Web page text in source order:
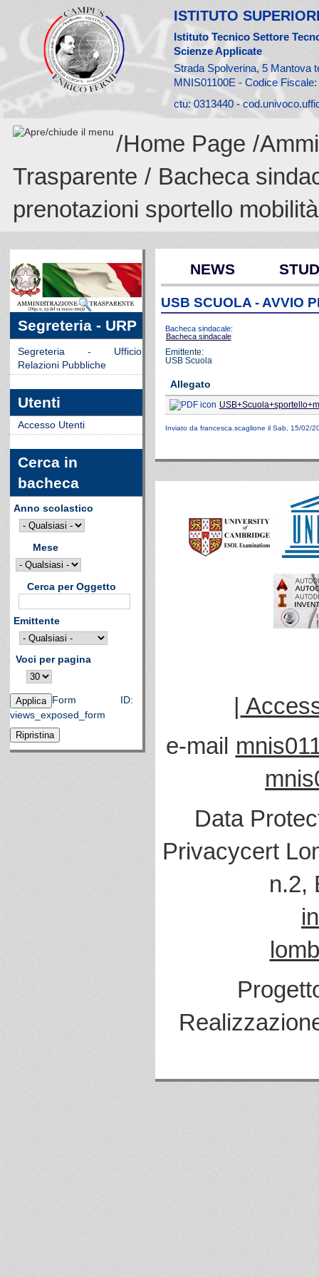
ISTITUTO
Istituto Tecnico Settore
Scienze Applicate
Strada Spolverina, 5 Mantova
MNIS01100E - Codice
ctu: 0313440 -
/Home Page /
Trasparente / Bacheca
prenotazioni sportello
Segreteria - URP
Segreteria - Ufficio
Relazioni Pubbliche
Utenti
Accesso Utenti
Cerca in
bacheca
Anno scolastico
Mese
Cerca per Oggetto
Emittente
Voci per pagina
Form ID:
views_exposed_form
NEWS
USB SCUOLA - AVVIO
Bacheca sindacale:
Bacheca sindacale
Emittente:
USB Scuola
Allegato
Inviato da francesca.scaglione il Sab, 15/02/
|
e-mail
Data
Privacycert
n.2,